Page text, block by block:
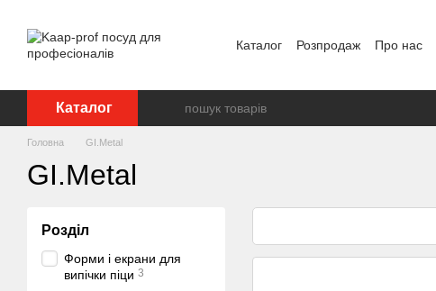
Каталог Розпродаж Про нас
Каталог
Головна GI.Metal
GI.Metal
Розділ
Форми і екрани для
випічки піци 3